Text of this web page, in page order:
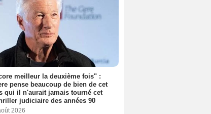
meilleur la deuxième fois" :
pense beaucoup de bien de cet
qui il n'aurait jamais tourné cet
judiciaire des années 90
2026